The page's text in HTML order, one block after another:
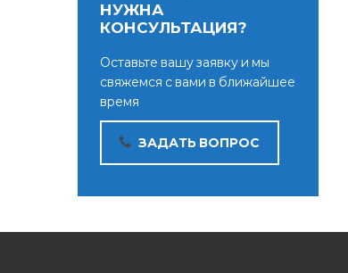
НУЖНА
КОНСУЛЬТАЦИЯ?
Оставьте вашу заявку и мы
свяжемся с вами в ближайшее
время
ЗАДАТЬ ВОПРОС